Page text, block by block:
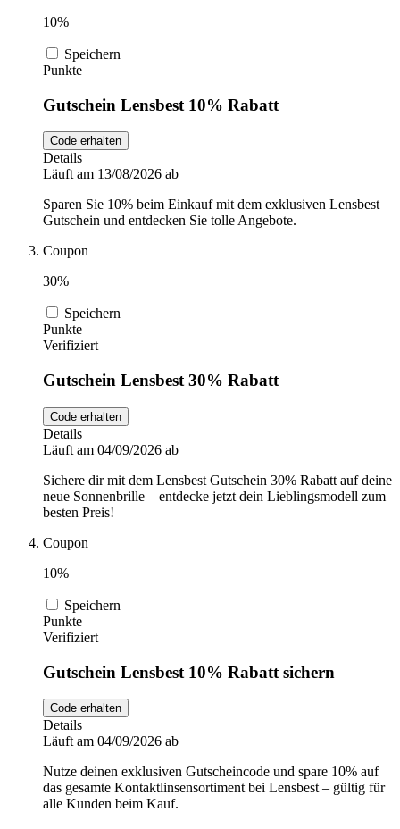
10%
Speichern
Punkte
Gutschein Lensbest 10% Rabatt
Code erhalten
Details
Läuft am 13/08/2026 ab
Sparen Sie 10% beim Einkauf mit dem exklusiven Lensbest
Gutschein und entdecken Sie tolle Angebote.
Coupon
30%
Speichern
Punkte
Verifiziert
Gutschein Lensbest 30% Rabatt
Code erhalten
Details
Läuft am 04/09/2026 ab
Sichere dir mit dem Lensbest Gutschein 30% Rabatt auf deine
neue Sonnenbrille – entdecke jetzt dein Lieblingsmodell zum
besten Preis!
Coupon
10%
Speichern
Punkte
Verifiziert
Gutschein Lensbest 10% Rabatt sichern
Code erhalten
Details
Läuft am 04/09/2026 ab
Nutze deinen exklusiven Gutscheincode und spare 10% auf
das gesamte Kontaktlinsensortiment bei Lensbest – gültig für
alle Kunden beim Kauf.